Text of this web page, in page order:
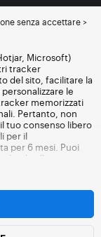
senza accettare >
Microsoft)
tracker
del sito, facilitare la
le
memorizzati
Pertanto, non
tuo consenso libero
per il
per 6 mesi. Puoi
alla
Il rifiuto non
informazioni,